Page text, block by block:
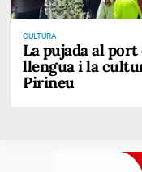
CULTURA
La pujada al
llengua i la
Pirineu